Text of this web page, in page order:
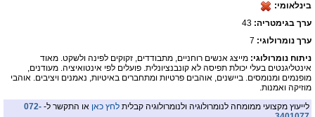
בינלאומי:
ערך בגימטריה:
ערך נומרולוגי: 7
ניתוח נומרולוגי: מייצג אנשים רוחניים, מתבודדים, זקוקים לפינה ולשקט. מאוד
אינטליגנטים בעלי יכולת תפיסה לא קונבנציונלית. פועלים לפי אינטואיציה. מעודנים,
מופנמים ומנומסים. ביישנים, אוהבים פרטיות ומתחברים באיטיות, נאמנים ויציבים. אוהבי
מוזיקה ואמנות.
לייעוץ מקצועי ממומחה לנומרולוגיה ולנומרולוגיה קבלית לחץ כאן או התקשר ל- 072-